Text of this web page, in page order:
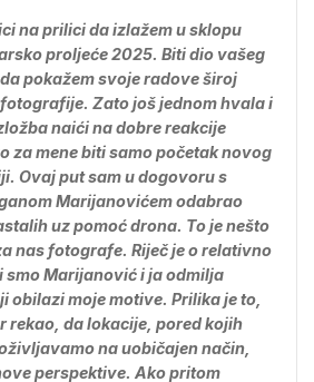
na prilici da izlažem u sklopu
proljeće 2025. Biti dio vašeg
pokažem svoje radove široj
Zato još jednom hvala i
naići na dobre reakcije
za mene biti samo početak novog
Ovaj put sam u dogovoru s
Marijanovićem odabrao
uz pomoć drona. To je nešto
nas fotografe. Riječ je o relativno
smo Marijanović i ja odmilja
obilazi moje motive. Prilika je to,
rekao, da lokacije, pored kojih
na uobičajen način,
perspektive. Ako pritom